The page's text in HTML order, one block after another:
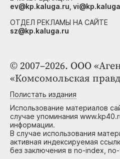
© 2007–2026. ООО
«Комсомольская
Полистать издания
Использование материалов
случае упоминания
информации.
В случае использования
активная индексируемая
без заключения в no-index,
ev@kp.kaluga.ru,
ОТДЕЛ РЕКЛАМЫ НА САЙТЕ
sz@kp.kaluga.ru